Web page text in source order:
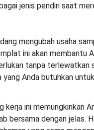
jenis pendiri saat
mengubah usaha
ini akan membantu
tanpa terlewatkan
Anda butuhkan
kerja ini memungkinkan
bersama dengan jelas.